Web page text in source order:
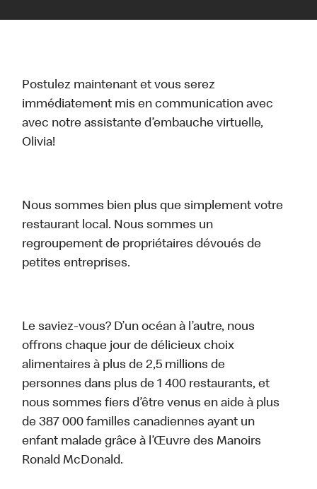
Postulez maintenant et vous serez
immédiatement mis en communication avec
avec notre assistante d’embauche virtuelle,
Olivia!
Nous sommes bien plus que simplement votre
restaurant local. Nous sommes un
regroupement de propriétaires dévoués de
petites entreprises.
Le saviez-vous? D’un océan à l’autre, nous
offrons chaque jour de délicieux choix
alimentaires à plus de 2,5 millions de
personnes dans plus de 1 400 restaurants, et
nous sommes fiers d’être venus en aide à plus
de 387 000 familles canadiennes ayant un
enfant malade grâce à l’Œuvre des Manoirs
Ronald McDonald.